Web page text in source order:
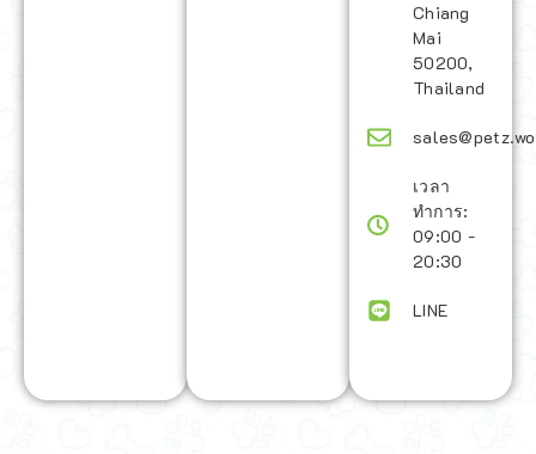
Chiang
Mai
50200,
Thailand
เวลา
ทำการ:
09:00 -
20:30
LINE